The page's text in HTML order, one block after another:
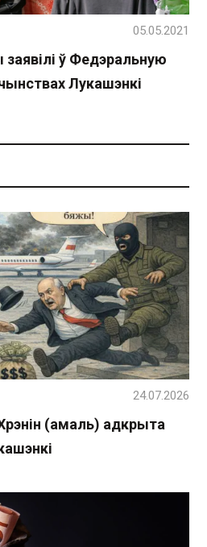
ў Федэральную
Лукашэнкі
05.05.2021
(амаль) адкрыта
24.07.2026